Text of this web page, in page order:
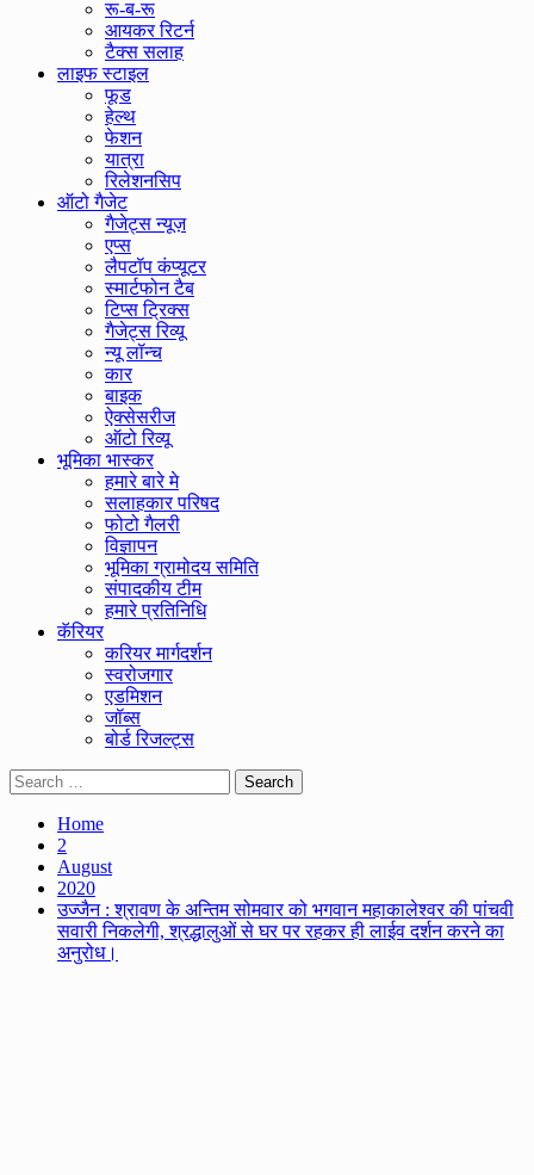
रू-ब-रू
आयकर रिटर्न
टैक्स सलाह
लाइफ स्टाइल
फूड
हेल्थ
फेशन
यात्रा
रिलेशनसिप
ऑटो गैजेट
गैजेट्स न्यूज़
एप्स
लैपटॉप कंप्यूटर
स्मार्टफोन टैब
टिप्स ट्रिक्स
गैजेट्स रिव्यू
न्यू लॉन्च
कार
बाइक
ऐक्सेसरीज
ऑटो रिव्यू
भूमिका भास्कर
हमारे बारे मे
सलाहकार परिषद
फोटो गैलरी
विज्ञापन
भूमिका ग्रामोदय समिति
संपादकीय टीम
हमारे प्रतिनिधि
कॅरियर
करियर मार्गदर्शन
स्वरोजगार
एडमिशन
जॉब्स
बोर्ड रिजल्ट्स
Search
for:
Home
2
August
2020
उज्जैन : श्रावण के अन्तिम सोमवार को भगवान महाकालेश्वर की पांचवी
सवारी निकलेगी, श्रद्धालुओं से घर पर रहकर ही लाईव दर्शन करने का
अनुरोध।